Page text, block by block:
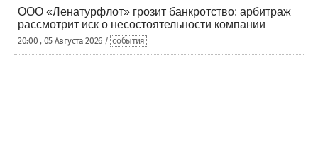
ООО «Ленатурфлот» грозит банкротство: арбитраж
рассмотрит иск о несостоятельности компании
20:00 , 05 Августа 2026 / события